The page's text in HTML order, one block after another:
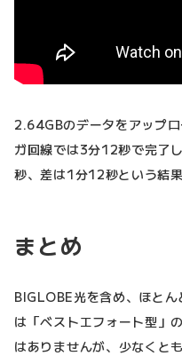
2.64GBのデータをアップ
ガ回線では3分12秒で完了
秒、差は1分12秒という結果
まとめ
BIGLOBE光を含め、ほと
は「ベストエフォート型」
はありませんが、少なくと